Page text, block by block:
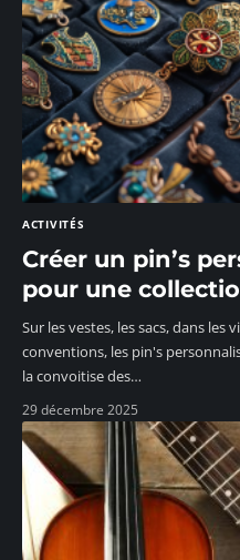
ACTIVITÉS
Créer un pin’s
pour une
Sur les vestes, les sacs, dans les
conventions, les pin's
la convoitise des…
29 décembre 2025